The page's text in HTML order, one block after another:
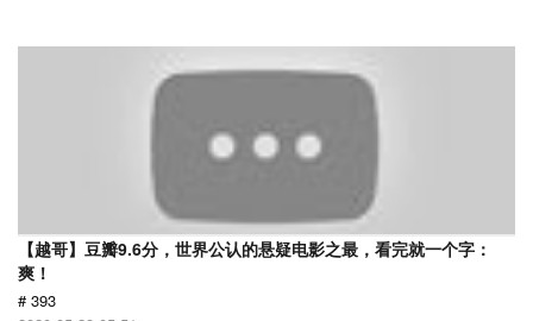
【越哥】豆瓣9.6分，世界公认的悬疑电影之最，看完就一个字：
爽！
# 393